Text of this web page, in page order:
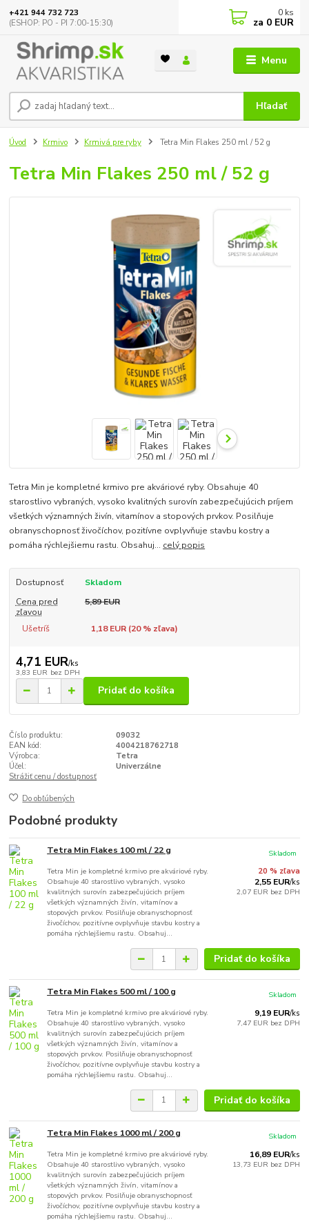
Menu
Hľadať
+421 944 732 723
(ESHOP: PO - PI 7:00-15:30)
0 ks
za 0 EUR
Úvod Krmivo Krmivá pre ryby Tetra Min Flakes 250 ml / 52 g
Tetra Min Flakes 250 ml / 52 g
Tetra Min je kompletné krmivo pre akváriové ryby. Obsahuje 40
starostlivo vybraných, vysoko kvalitných surovín zabezpečujúcich príjem
všetkých významných živín, vitamínov a stopových prvkov. Posilňuje
obranyschopnosť živočíchov, pozitívne ovplyvňuje stavbu kostry a
pomáha rýchlejšiemu rastu. Obsahuj... celý popis
Dostupnosť
Skladom
Cena pred
zľavou
5,89 EUR
Ušetríš 1,18 EUR (20% zľava)
4,71 EUR/ks
3,83 EUR bez DPH
Pridať do košíka
Číslo produktu:
09032
EAN kód:
4004218762718
Výrobca:
Tetra
Účel:
Univerzálne
Strážiť cenu / dostupnosť
Do obľúbených
Podobné produkty
Tetra Min Flakes 100 ml / 22 g
Tetra Min je kompletné krmivo pre akváriové ryby.
Obsahuje 40 starostlivo vybraných, vysoko
kvalitných surovín zabezpečujúcich príjem
všetkých významných živín, vitamínov a
stopových prvkov. Posilňuje obranyschopnosť
živočíchov, pozitívne ovplyvňuje stavbu kostry a
pomáha rýchlejšiemu rastu. Obsahuj...
20 % zľava
2,55 EUR/ks
2,07 EUR bez DPH
Skladom
Pridať do košíka
Tetra Min Flakes 500 ml / 100 g
Tetra Min je kompletné krmivo pre akváriové ryby.
Obsahuje 40 starostlivo vybraných, vysoko
kvalitných surovín zabezpečujúcich príjem
všetkých významných živín, vitamínov a
stopových prvkov. Posilňuje obranyschopnosť
živočíchov, pozitívne ovplyvňuje stavbu kostry a
pomáha rýchlejšiemu rastu. Obsahuj...
9,19 EUR/ks
7,47 EUR bez DPH
Skladom
Pridať do košíka
Tetra Min Flakes 1000 ml / 200 g
Tetra Min je kompletné krmivo pre akváriové ryby.
Obsahuje 40 starostlivo vybraných, vysoko
kvalitných surovín zabezpečujúcich príjem
všetkých významných živín, vitamínov a
stopových prvkov. Posilňuje obranyschopnosť
živočíchov, pozitívne ovplyvňuje stavbu kostry a
pomáha rýchlejšiemu rastu. Obsahuj...
16,89 EUR/ks
13,73 EUR bez DPH
Skladom